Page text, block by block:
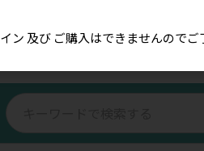
及び ご購入はできませんのでご